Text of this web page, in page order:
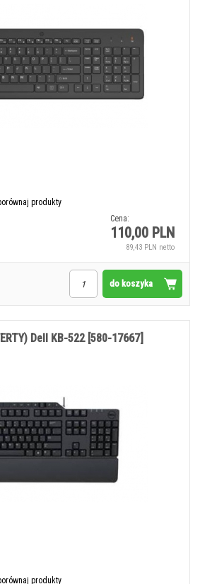
produkty
Cena:
110,00 PLN
89,43 PLN netto
do koszyka
produkty
Dell KB-522 [580-17667]